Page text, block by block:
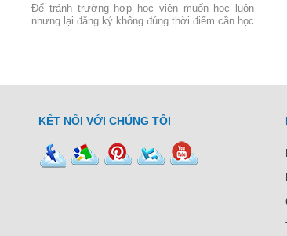
Để tránh trường hợp học viên muốn học luôn
nhưng lại đăng ký không đúng thời điểm cần học
lập dự toán dự thầu (dân dụng, cầu đường)...
KẾT NỐI VỚI CHÚNG TÔI